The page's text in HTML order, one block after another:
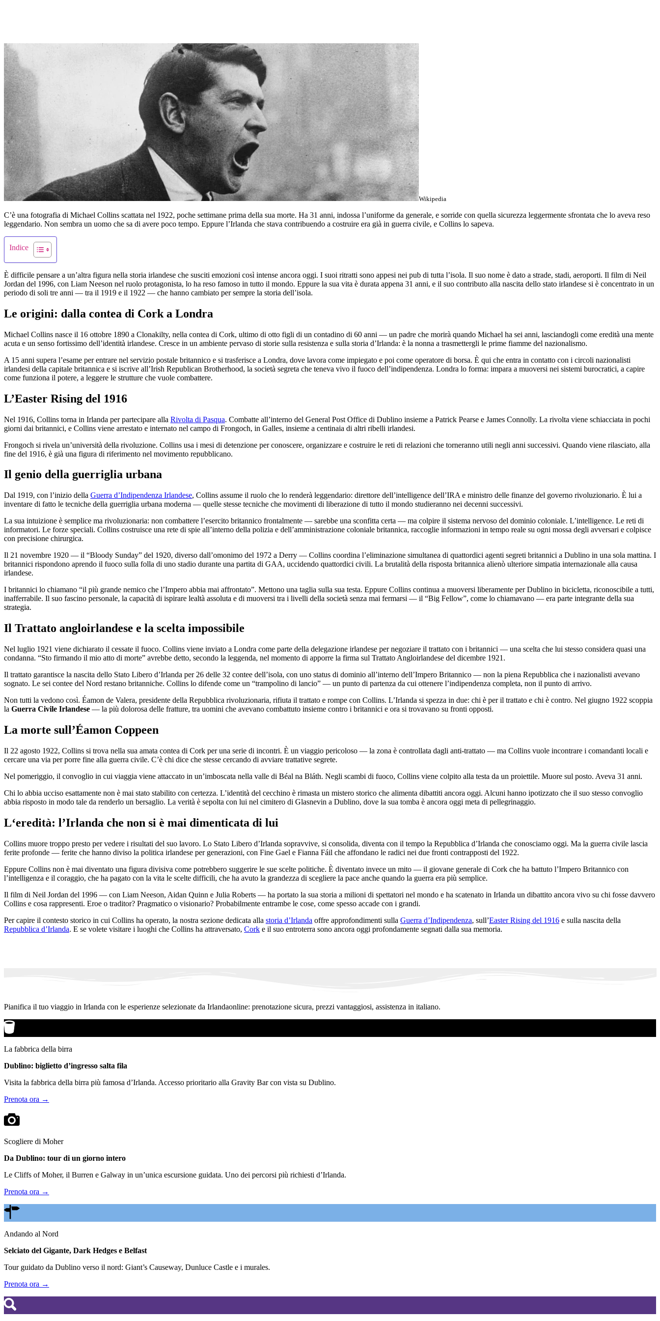
Wikipedia
C’è una fotografia di Michael Collins scattata nel 1922, poche settimane prima della sua morte. Ha 31 anni, indossa l’uniforme da generale, e sorride con quella sicurezza leggermente sfrontata che lo aveva reso
leggendario. Non sembra un uomo che sa di avere poco tempo. Eppure l’Irlanda che stava contribuendo a costruire era già in guerra civile, e Collins lo sapeva.
Indice
È difficile pensare a un’altra figura nella storia irlandese che susciti emozioni così intense ancora oggi. I suoi ritratti sono appesi nei pub di tutta l’isola. Il suo nome è dato a strade, stadi, aeroporti. Il film di Neil
Jordan del 1996, con Liam Neeson nel ruolo protagonista, lo ha reso famoso in tutto il mondo. Eppure la sua vita è durata appena 31 anni, e il suo contributo alla nascita dello stato irlandese si è concentrato in un
periodo di soli tre anni — tra il 1919 e il 1922 — che hanno cambiato per sempre la storia dell’isola.
Le origini: dalla contea di Cork a Londra
Michael Collins nasce il 16 ottobre 1890 a Clonakilty, nella contea di Cork, ultimo di otto figli di un contadino di 60 anni — un padre che morirà quando Michael ha sei anni, lasciandogli come eredità una mente
acuta e un senso fortissimo dell’identità irlandese. Cresce in un ambiente pervaso di storie sulla resistenza e sulla storia d’Irlanda: è la nonna a trasmettergli le prime fiamme del nazionalismo.
A 15 anni supera l’esame per entrare nel servizio postale britannico e si trasferisce a Londra, dove lavora come impiegato e poi come operatore di borsa. È qui che entra in contatto con i circoli nazionalisti
irlandesi della capitale britannica e si iscrive all’Irish Republican Brotherhood, la società segreta che teneva vivo il fuoco dell’indipendenza. Londra lo forma: impara a muoversi nei sistemi burocratici, a capire
come funziona il potere, a leggere le strutture che vuole combattere.
L’Easter Rising del 1916
Nel 1916, Collins torna in Irlanda per partecipare alla Rivolta di Pasqua. Combatte all’interno del General Post Office di Dublino insieme a Patrick Pearse e James Connolly. La rivolta viene schiacciata in pochi
giorni dai britannici, e Collins viene arrestato e internato nel campo di Frongoch, in Galles, insieme a centinaia di altri ribelli irlandesi.
Frongoch si rivela un’università della rivoluzione. Collins usa i mesi di detenzione per conoscere, organizzare e costruire le reti di relazioni che torneranno utili negli anni successivi. Quando viene rilasciato, alla
fine del 1916, è già una figura di riferimento nel movimento repubblicano.
Il genio della guerriglia urbana
Dal 1919, con l’inizio della Guerra d’Indipendenza Irlandese, Collins assume il ruolo che lo renderà leggendario: direttore dell’intelligence dell’IRA e ministro delle finanze del governo rivoluzionario. È lui a
inventare di fatto le tecniche della guerriglia urbana moderna — quelle stesse tecniche che movimenti di liberazione di tutto il mondo studieranno nei decenni successivi.
La sua intuizione è semplice ma rivoluzionaria: non combattere l’esercito britannico frontalmente — sarebbe una sconfitta certa — ma colpire il sistema nervoso del dominio coloniale. L’intelligence. Le reti di
informatori. Le forze speciali. Collins costruisce una rete di spie all’interno della polizia e dell’amministrazione coloniale britannica, raccoglie informazioni in tempo reale su ogni mossa degli avversari e colpisce
con precisione chirurgica.
Il 21 novembre 1920 — il “Bloody Sunday” del 1920, diverso dall’omonimo del 1972 a Derry — Collins coordina l’eliminazione simultanea di quattordici agenti segreti britannici a Dublino in una sola mattina. I
britannici rispondono aprendo il fuoco sulla folla di uno stadio durante una partita di GAA, uccidendo quattordici civili. La brutalità della risposta britannica alienò ulteriore simpatia internazionale alla causa
irlandese.
I britannici lo chiamano “il più grande nemico che l’Impero abbia mai affrontato”. Mettono una taglia sulla sua testa. Eppure Collins continua a muoversi liberamente per Dublino in bicicletta, riconoscibile a tutti,
inafferrabile. Il suo fascino personale, la capacità di ispirare lealtà assoluta e di muoversi tra i livelli della società senza mai fermarsi — il “Big Fellow”, come lo chiamavano — era parte integrante della sua
strategia.
Il Trattato angloirlandese e la scelta impossibile
Nel luglio 1921 viene dichiarato il cessate il fuoco. Collins viene inviato a Londra come parte della delegazione irlandese per negoziare il trattato con i britannici — una scelta che lui stesso considera quasi una
condanna. “Sto firmando il mio atto di morte” avrebbe detto, secondo la leggenda, nel momento di apporre la firma sul Trattato Angloirlandese del dicembre 1921.
Il trattato garantisce la nascita dello Stato Libero d’Irlanda per 26 delle 32 contee dell’isola, con uno status di dominio all’interno dell’Impero Britannico — non la piena Repubblica che i nazionalisti avevano
sognato. Le sei contee del Nord restano britanniche. Collins lo difende come un “trampolino di lancio” — un punto di partenza da cui ottenere l’indipendenza completa, non il punto di arrivo.
Non tutti la vedono così. Éamon de Valera, presidente della Repubblica rivoluzionaria, rifiuta il trattato e rompe con Collins. L’Irlanda si spezza in due: chi è per il trattato e chi è contro. Nel giugno 1922 scoppia
la Guerra Civile Irlandese — la più dolorosa delle fratture, tra uomini che avevano combattuto insieme contro i britannici e ora si trovavano su fronti opposti.
La morte sull’Éamon Coppeen
Il 22 agosto 1922, Collins si trova nella sua amata contea di Cork per una serie di incontri. È un viaggio pericoloso — la zona è controllata dagli anti-trattato — ma Collins vuole incontrare i comandanti locali e
cercare una via per porre fine alla guerra civile. C’è chi dice che stesse cercando di avviare trattative segrete.
Nel pomeriggio, il convoglio in cui viaggia viene attaccato in un’imboscata nella valle di Béal na Bláth. Negli scambi di fuoco, Collins viene colpito alla testa da un proiettile. Muore sul posto. Aveva 31 anni.
Chi lo abbia ucciso esattamente non è mai stato stabilito con certezza. L’identità del cecchino è rimasta un mistero storico che alimenta dibattiti ancora oggi. Alcuni hanno ipotizzato che il suo stesso convoglio
abbia risposto in modo tale da renderlo un bersaglio. La verità è sepolta con lui nel cimitero di Glasnevin a Dublino, dove la sua tomba è ancora oggi meta di pellegrinaggio.
L‘eredità: l’Irlanda che non si è mai dimenticata di lui
Collins muore troppo presto per vedere i risultati del suo lavoro. Lo Stato Libero d’Irlanda sopravvive, si consolida, diventa con il tempo la Repubblica d’Irlanda che conosciamo oggi. Ma la guerra civile lascia
ferite profonde — ferite che hanno diviso la politica irlandese per generazioni, con Fine Gael e Fianna Fáil che affondano le radici nei due fronti contrapposti del 1922.
Eppure Collins non è mai diventato una figura divisiva come potrebbero suggerire le sue scelte politiche. È diventato invece un mito — il giovane generale di Cork che ha battuto l’Impero Britannico con
l’intelligenza e il coraggio, che ha pagato con la vita le scelte difficili, che ha avuto la grandezza di scegliere la pace anche quando la guerra era più semplice.
Il film di Neil Jordan del 1996 — con Liam Neeson, Aidan Quinn e Julia Roberts — ha portato la sua storia a milioni di spettatori nel mondo e ha scatenato in Irlanda un dibattito ancora vivo su chi fosse davvero
Collins e cosa rappresenti. Eroe o traditor? Pragmatico o visionario? Probabilmente entrambe le cose, come spesso accade con i grandi.
Per capire il contesto storico in cui Collins ha operato, la nostra sezione dedicata alla storia d’Irlanda offre approfondimenti sulla Guerra d’Indipendenza, sull’Easter Rising del 1916 e sulla nascita della
Repubblica d’Irlanda. E se volete visitare i luoghi che Collins ha attraversato, Cork e il suo entroterra sono ancora oggi profondamente segnati dalla sua memoria.
Pianifica il tuo viaggio in Irlanda con le esperienze selezionate da Irlandaonline: prenotazione sicura, prezzi vantaggiosi, assistenza in italiano.
La fabbrica della birra
Dublino: biglietto d’ingresso salta fila
Visita la fabbrica della birra più famosa d’Irlanda. Accesso prioritario alla Gravity Bar con vista su Dublino.
Prenota ora →
Scogliere di Moher
Da Dublino: tour di un giorno intero
Le Cliffs of Moher, il Burren e Galway in un’unica escursione guidata. Uno dei percorsi più richiesti d’Irlanda.
Prenota ora →
Andando al Nord
Selciato del Gigante, Dark Hedges e Belfast
Tour guidato da Dublino verso il nord: Giant’s Causeway, Dunluce Castle e i murales.
Prenota ora →